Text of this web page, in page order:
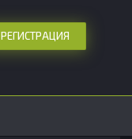
РЕГИСТРАЦИЯ